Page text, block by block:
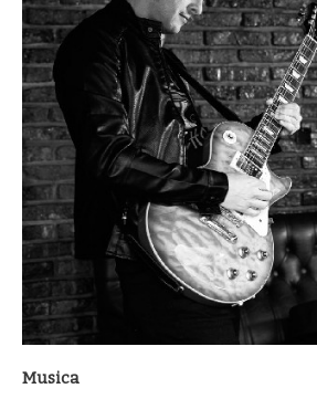
Musica